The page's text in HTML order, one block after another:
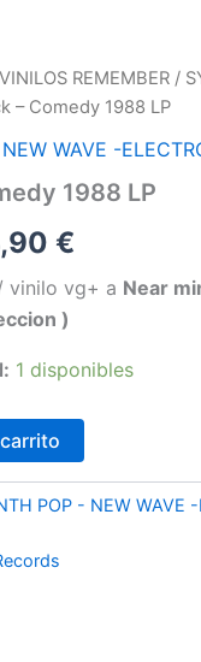
REMEMBER /
– Comedy 1988 LP
WAVE -
1988 LP
€.
€
precio
es:
8,90 €.
vinilo vg+ a Near
)
1 disponibles
POP - NEW WAVE -